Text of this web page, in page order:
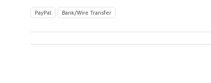
PayPal Bank/Wire Transfer